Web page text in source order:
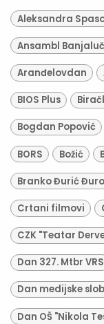
Aleksandra
Ansambl
Aranđelovdan
BIOS Plus
Bogdan Popović
BORS Božić
Branko Đurić Đuro
Crtani filmovi
CZK "Teatar
Dan 327. Mtbr VRS
Dan medijske
Dan OŠ "Nikola